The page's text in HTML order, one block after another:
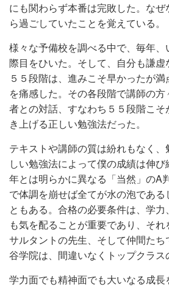
にも関わらず本番は完敗した。な
ら過ごしていたことを覚えている。
様々な予備校を調べる中で、毎年
際目をひいた。そして、自分も謙虚
５５段階は、進みこそ早かったが
を痛感した。その各段階で講師の
者との対話、すなわち５５段階こ
き上げる正しい勉強法だった。
テキストや講師の質は紛れもなく
しい勉強法によって僕の成績は伸
年とは明らかに異なる「当然」のA
で体調を崩せば全てが水の泡であ
ともある。合格の必要条件は、学
も気を配ることが重要であり、そ
サルタントの先生、そして仲間た
谷学院は、間違いなくトップクラス
学力面でも精神面でも大いなる成